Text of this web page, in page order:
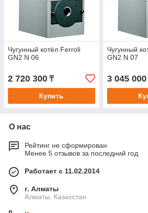
Чугунный котёл Ferroli
GN2 N 06
2 720 300 ₸
Купить
Чугунный
GN2 N 07
3 045 000
О нас
Рейтинг не сформирован
Менее 5 отзывов за последний год
Работает с 11.02.2014
г. Алматы
Алматы, Казахстан